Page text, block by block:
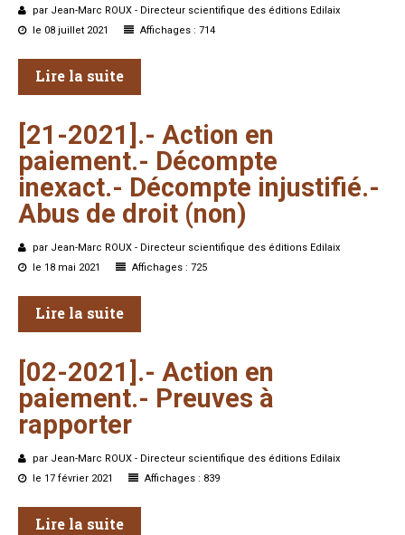
par Jean-Marc ROUX - Directeur scientifique des éditions Edilaix
le 08 juillet 2021
Affichages : 714
Lire la suite
[21-2021].- Action en
paiement.- Décompte
inexact.- Décompte injustifié.-
Abus de droit (non)
par Jean-Marc ROUX - Directeur scientifique des éditions Edilaix
le 18 mai 2021
Affichages : 725
Lire la suite
[02-2021].- Action en
paiement.- Preuves à
rapporter
par Jean-Marc ROUX - Directeur scientifique des éditions Edilaix
le 17 février 2021
Affichages : 839
Lire la suite